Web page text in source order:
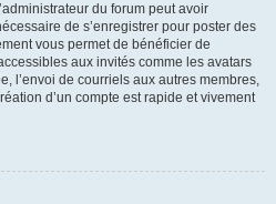
du forum peut avoir
de s’enregistrer pour poster des
vous permet de bénéficier de
aux invités comme les avatars
l’envoi de courriels aux autres membres,
d’un compte est rapide et vivement